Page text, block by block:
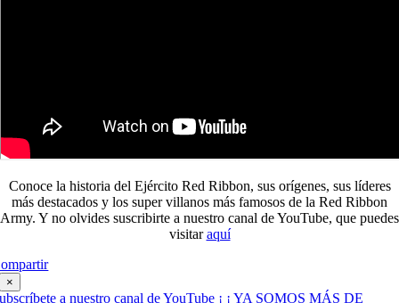
Conoce la historia del Ejército Red Ribbon, sus orígenes, sus líderes
más destacados y los super villanos más famosos de la Red Ribbon
Army. Y no olvides suscribirte a nuestro canal de YouTube, que puedes
visitaraquí
×
a nuestro canal de YouTube ¡ ¡ YA SOMOS MÁS DE